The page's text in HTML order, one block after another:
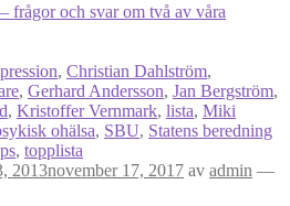
frågor och svar om två av våra
, Christian Dahlström,
, Gerhard Andersson, Jan Bergström,
, Kristoffer Vernmark, lista, Miki
ohälsa, SBU, Statens beredning
, topplista
2013november 17, 2017 av admin —